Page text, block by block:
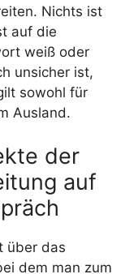
Nichts ist
auf die
weiß oder
unsicher ist,
sowohl für
Ausland.
der
auf
über das
dem man zum